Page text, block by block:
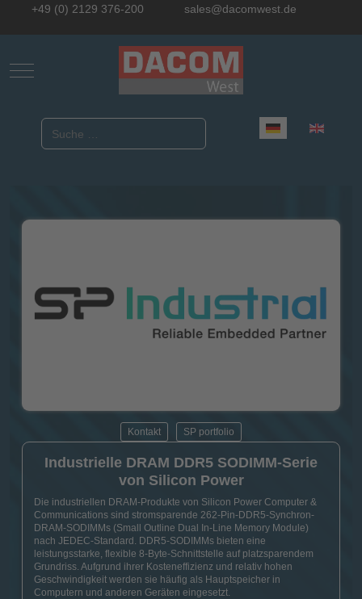
+49 (0) 2129 376-200 sales@dacomwest.de
Mobile Menu Toggle
Sprache auswählen
Kontakt SP portfolio
Industrielle DRAM DDR5 SODIMM-Serie
von Silicon Power
Die industriellen DRAM-Produkte von Silicon Power Computer &
Communications sind stromsparende 262-Pin-DDR5-Synchron-
DRAM-SODIMMs (Small Outline Dual In-Line Memory Module)
nach JEDEC-Standard. DDR5-SODIMMs bieten eine
leistungsstarke, flexible 8-Byte-Schnittstelle auf platzsparendem
Grundriss. Aufgrund ihrer Kosteneffizienz und relativ hohen
Geschwindigkeit werden sie häufig als Hauptspeicher in
Computern und anderen Geräten eingesetzt.